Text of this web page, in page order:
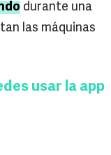
durante una
las máquinas
usar la app